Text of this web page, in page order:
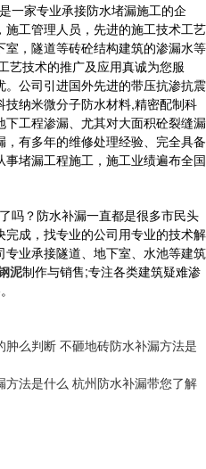
一家专业承接防水堵漏施工的企
工管理人员，先进的施工技术工艺
，隧道等砖砼结构建筑的渗漏水等
艺技术的推广及应用真诚为您服
公司引进国外先进的带压抗渗抗震
纳米微分子防水材料,精密配制科
工程渗漏、尤其对大面积砼裂缝漏
有多年的维修处理经验、完全具备
堵漏工程施工，施工业绩遍布全国
？防水补漏一直都是很多市民头
成，找专业的公司用专业的技术解
业承接隧道、地下室、水池等建筑
泥制作与销售;专注各类建筑疑难渗
肿么判断 不砸地砖防水补漏方法是
方法是什么 杭州防水补漏带您了解